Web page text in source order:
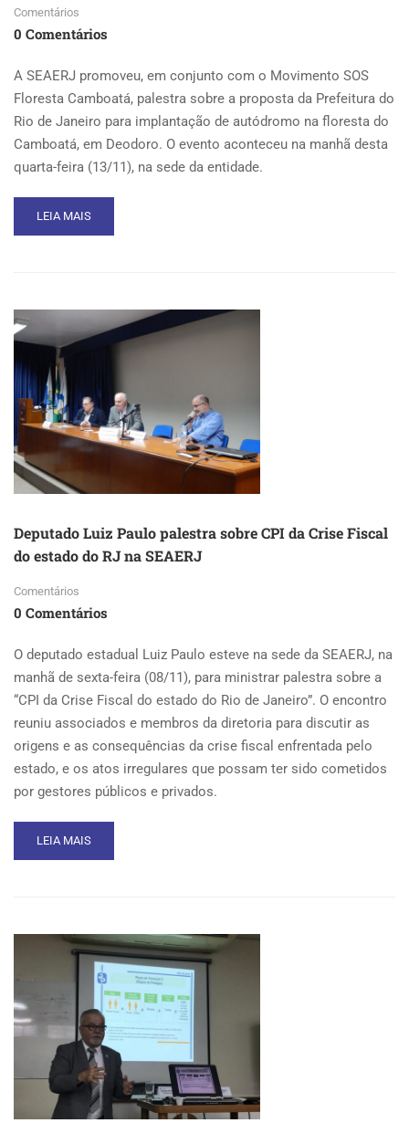
Comentários
0 Comentários
A SEAERJ promoveu, em conjunto com o Movimento SOS
Floresta Camboatá, palestra sobre a proposta da Prefeitura do
Rio de Janeiro para implantação de autódromo na floresta do
Camboatá, em Deodoro. O evento aconteceu na manhã desta
quarta-feira (13/11), na sede da entidade.
READ
MORE
PRESERVAÇÃO
FLORESTA
DO
CAMBOATÁ
LEIA MAIS
Deputado Luiz Paulo palestra sobre CPI da Crise Fiscal
do estado do RJ na SEAERJ
Comentários
0 Comentários
O deputado estadual Luiz Paulo esteve na sede da SEAERJ, na
manhã de sexta-feira (08/11), para ministrar palestra sobre a
“CPI da Crise Fiscal do estado do Rio de Janeiro”. O encontro
reuniu associados e membros da diretoria para discutir as
origens e as consequências da crise fiscal enfrentada pelo
estado, e os atos irregulares que possam ter sido cometidos
por gestores públicos e privados.
READ
MORE
PAULO
PALESTRA
CRISE
FISCAL
DO
ESTADO
DO
LEIA MAIS